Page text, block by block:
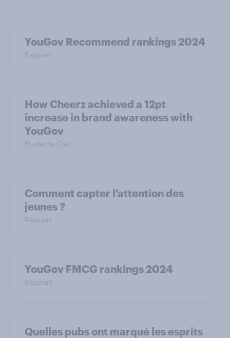
YouGov Recommend rankings 2024
Rapport
How Cheerz achieved a 12pt
increase in brand awareness with
YouGov
Étude de Cas
Comment capter l'attention des
jeunes ?
Rapport
YouGov FMCG rankings 2024
Rapport
Quelles pubs ont marqué les esprits